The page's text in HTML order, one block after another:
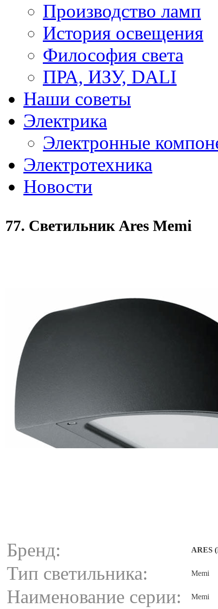
Производство ламп
История освещения
Философия света
ПРА, ИЗУ, DALI
Наши советы
Электрика
Электронные
Электротехника
Новости
77. Светильник Ares Memi
Бренд: ARES
Тип светильника: Memi
Наименование серии: Memi